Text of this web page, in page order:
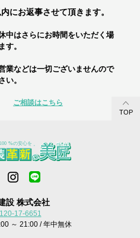
にお返事させて頂きます。
中はさらにお時間をいただく場
す。
業などは一切ございませんので
い。
ご相談はこちら
TOP
設 株式会社
17-6651
～ 21:00 / 年中無休